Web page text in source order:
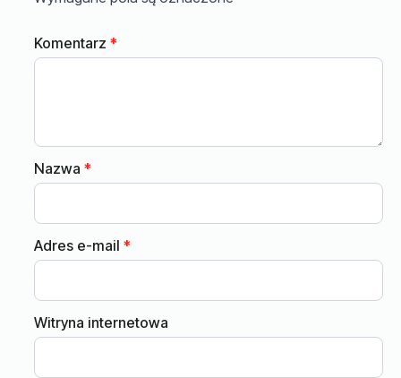
Komentarz *
Nazwa *
Adres e-mail *
Witryna internetowa